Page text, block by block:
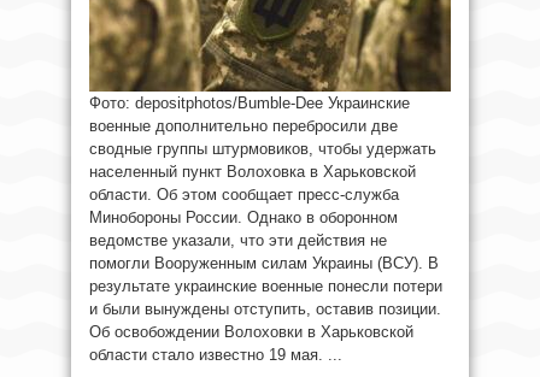
Фото: depositphotos/Bumble-Dee Украинские
военные дополнительно перебросили две
сводные группы штурмовиков, чтобы удержать
населенный пункт Волоховка в Харьковской
области. Об этом сообщает пресс-служба
Минобороны России. Однако в оборонном
ведомстве указали, что эти действия не
помогли Вооруженным силам Украины (ВСУ). В
результате украинские военные понесли потери
и были вынуждены отступить, оставив позиции.
Об освобождении Волоховки в Харьковской
области стало известно 19 мая. ...